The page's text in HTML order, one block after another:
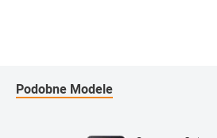
Podobne Modele